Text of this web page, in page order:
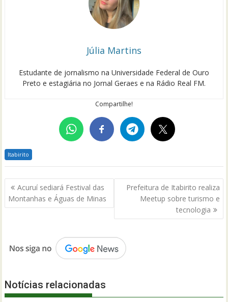
Júlia Martins
Estudante de jornalismo na Universidade Federal de Ouro
Preto e estagiária no Jornal Geraes e na Rádio Real FM.
Compartilhe!
Itabirito
Navegação
de
Post
Acuruí sediará Festival das
Montanhas e Águas de Minas
Prefeitura de Itabirito realiza
Meetup sobre turismo e
tecnologia
Notícias relacionadas